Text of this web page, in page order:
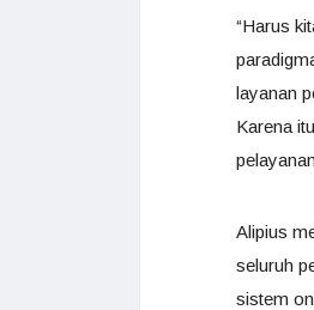
“Harus
layanan
Karena
Alipius
seluruh
sistem